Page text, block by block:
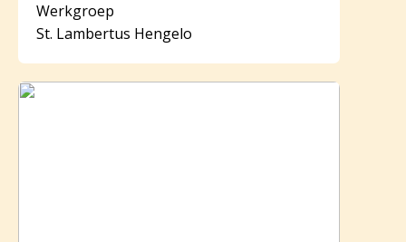
Werkgroep
St. Lambertus Hengelo